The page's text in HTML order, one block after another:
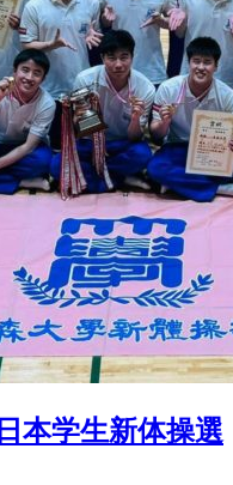
本学生新体操選